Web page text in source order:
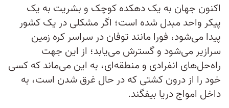
اکنون جهان به یک دهکده کوچک و بشریت به یک
پیکر واحد مبدل شده است؛ اگر مشکلی در یک کشور
پیدا می‌شود، فورا مانند توفان در سراسر کره زمین
سرازیر می‌شود و گسترش می‌یابد؛ از این جهت
راه‌حل‌های انفرادی و منطقه‌ای، به این می‌ماند که کسی
خود را از درون کشتی که در حال غرق شدن است، به
داخل امواج دریا بیفگند.